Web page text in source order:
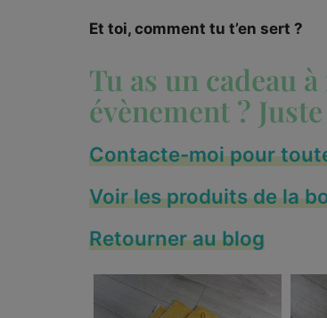
Et toi, comment tu t’en sert ?
Tu as un cadeau
évènement ?
Contacte-moi pour
Voir les produits de la
Retourner au blog